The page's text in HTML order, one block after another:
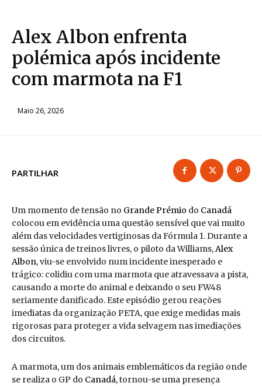
Alex Albon enfrenta
polémica após incidente
com marmota na F1
Maio 26, 2026
PARTILHAR
Um momento de tensão no Grande Prémio do Canadá
colocou em evidência uma questão sensível que vai muito
além das velocidades vertiginosas da Fórmula 1. Durante a
sessão única de treinos livres, o piloto da Williams,Alex
Albon, viu-se envolvido num incidente inesperado e
trágico: colidiu com uma marmota que atravessava a pista,
causando a morte do animal e deixando o seu FW48
seriamente danificado. Este episódio gerou reações
imediatas da organização PETA, que exige medidas mais
rigorosas para proteger a vida selvagem nas imediações
dos circuitos.
A marmota, um dos animais emblemáticos da região onde
se realiza o GP do Canadá, tornou-se uma presença